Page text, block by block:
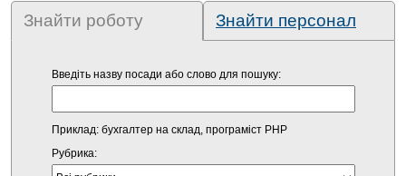
Знайти роботу Знайти персонал
Введіть назву посади або слово для пошуку:
Приклад: бухгалтер на склад, програміст PHP
Рубрика: